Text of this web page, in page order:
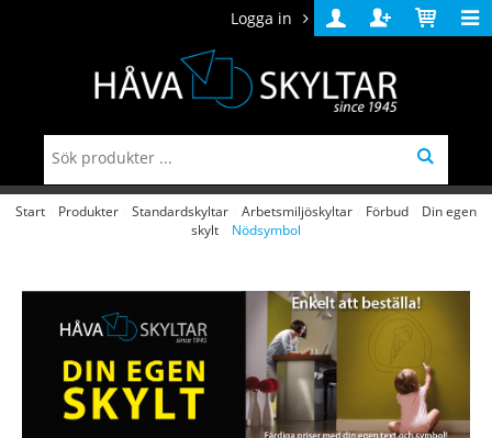
Logga in
Logga
in
Skapa
konto
Varukorg
Start Produkter Standardskyltar Arbetsmiljöskyltar Förbud
Din egen
skylt
Nödsymbol